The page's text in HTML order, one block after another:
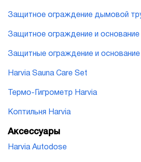
Защитное ограждение дымовой
Защитное ограждение и основание
Защитные ограждение и основание
Harvia Sauna Care Set
Термо-Гигрометр Harvia
Коптильня Harvia
Аксессуары
Harvia Autodose